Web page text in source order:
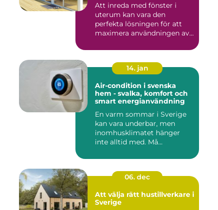
Att inreda med fönster i
uterum kan vara den
perfekta lösningen för att
maximera användningen av
14. jan
Air-condition i svenska
hem - svalka, komfort och
smart energianvändning
En varm sommar i Sverige
kan vara underbar, men
inomhusklimatet hänger
inte alltid med. Må...
06. dec
Att välja rätt hustillverkare i
Sverige